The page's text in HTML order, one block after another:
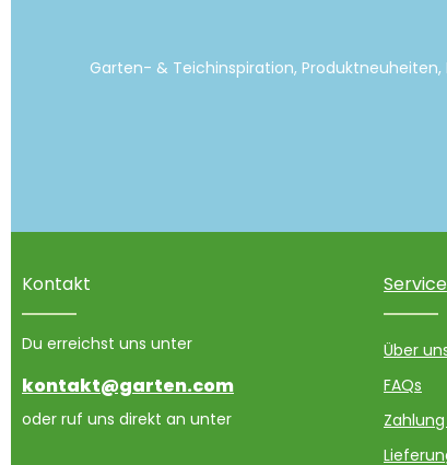
Garten- & Teichinspiration,
Kontakt
Du erreichst uns unter
kontakt@garten.com
oder ruf uns direkt an unter
Service
Über
FAQs